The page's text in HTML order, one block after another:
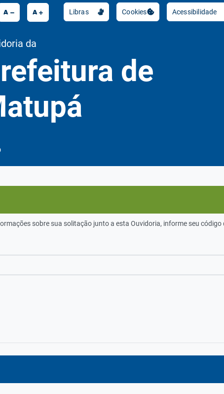
A A Libras CookiesAbrir preferências de
Acessibilidade
da
de
sobre sua solitação junto a esta Ouvidoria, informe seu código